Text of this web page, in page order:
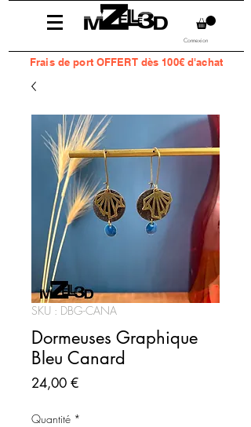
Connexion
Fraisde port OFFERT dès 100€ d'achat
SKU : DBG-CANA
Dormeuses Graphique
Bleu Canard
24,00 €Prix
Quantité *